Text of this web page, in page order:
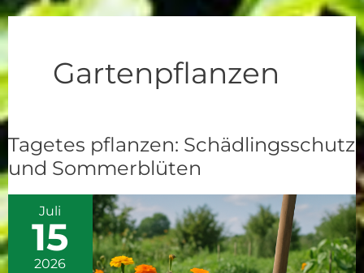
Gartenpflanzen
Tagetes pflanzen: Schädlingsschutz
und Sommerblüten
Juli
15
2026
Tagetes
pflanzen:
Schädlingsschutz
und
Sommerblüten